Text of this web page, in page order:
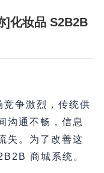
]化妆品 S2B2B
竞争激烈，传统供
沟通不畅，信息
失。为了改善这
商城系统。